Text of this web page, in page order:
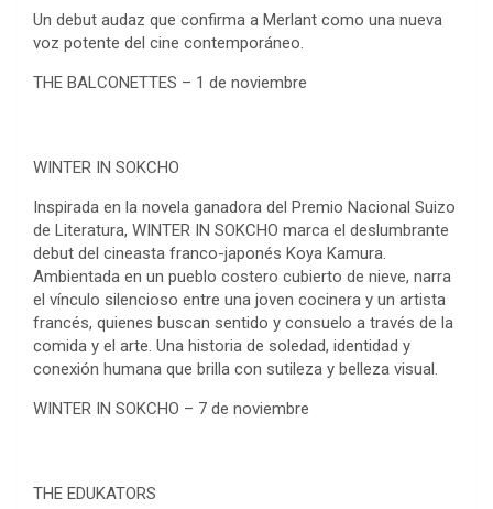
Un debut audaz que confirma a Merlant como una nueva
voz potente del cine contemporáneo.
THE BALCONETTES – 1 de noviembre
WINTER IN SOKCHO
Inspirada en la novela ganadora del Premio Nacional Suizo
de Literatura, WINTER IN SOKCHO marca el deslumbrante
debut del cineasta franco-japonés Koya Kamura.
Ambientada en un pueblo costero cubierto de nieve, narra
el vínculo silencioso entre una joven cocinera y un artista
francés, quienes buscan sentido y consuelo a través de la
comida y el arte. Una historia de soledad, identidad y
conexión humana que brilla con sutileza y belleza visual.
WINTER IN SOKCHO – 7 de noviembre
THE EDUKATORS